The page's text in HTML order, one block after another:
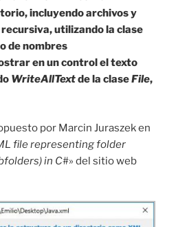
incluyendo archivos y
utilizando la clase
de nombres
en un control el texto
WriteAllTextde la claseFile,
por Marcin Juraszek en
file representing folder
in C#» del sitio web